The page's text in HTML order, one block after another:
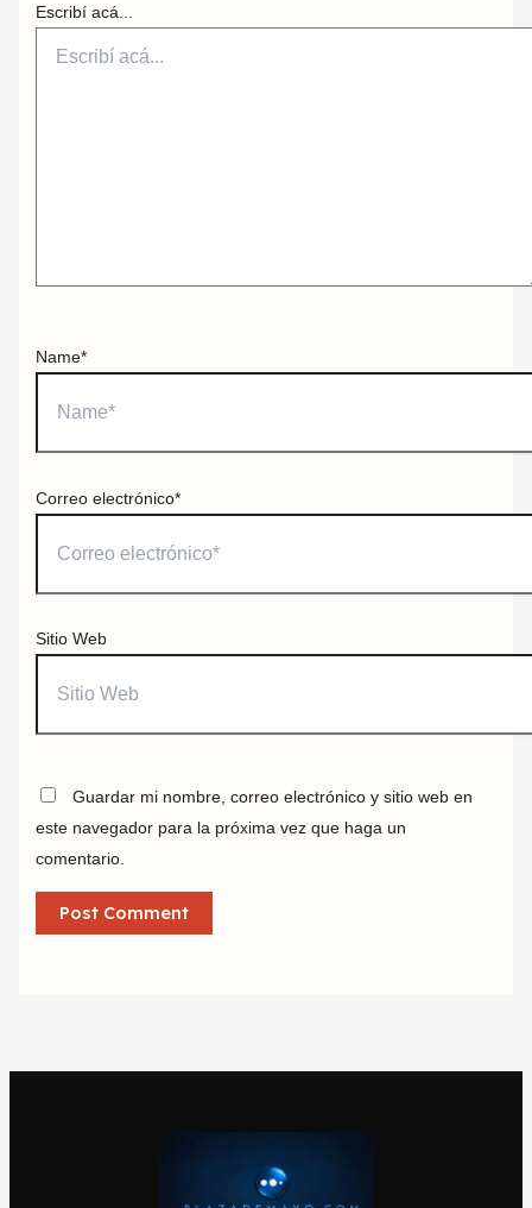
Escribí acá...
Name*
Correo electrónico*
Sitio Web
Guardar mi nombre, correo electrónico y sitio web en
este navegador para la próxima vez que haga un
comentario.